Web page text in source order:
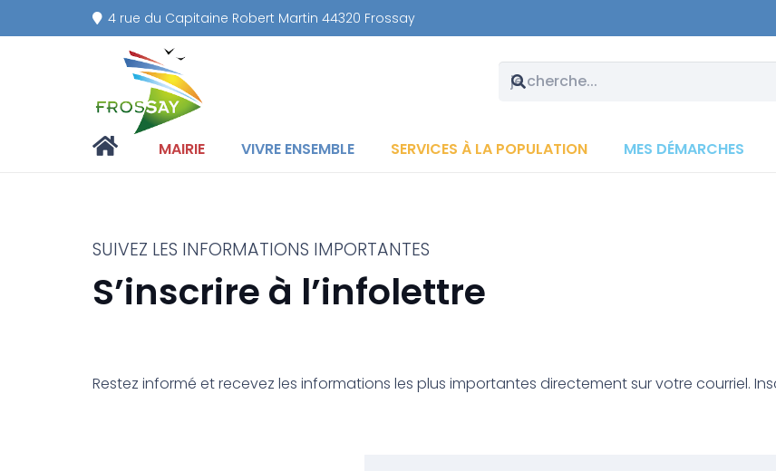
4 rue du Capitaine Robert Martin 44320 Frossay
MAIRIE VIVRE ENSEMBLE SERVICES À LA POPULATION MES DÉMARCHES
SUIVEZ LES INFORMATIONS IMPORTANTES
S’inscrire à l’infolettre
Restez informé et recevez les informations les plus importantes directement sur votre courriel.